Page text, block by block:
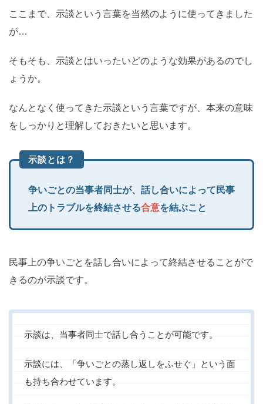
ここまで、示談という言葉を当然のように使ってきました
が…
そもそも、示談とはいったいどのような効果があるのでし
ょうか。
なんとなく使ってきた示談という言葉ですが、本来の意味
をしっかりと理解しておきたいと思います。
示談とは？
争いごとの当事者同士が、話し合いによって民事
上のトラブルを終結させる合意を結ぶこと
民事上の争いごとを話し合いによって終結させることがで
きるのが示談です。
示談は、当事者同士で話し合うことが可能です。
示談には、「争いごとの蒸し返しをふせぐ」という面
も持ち合わせています。